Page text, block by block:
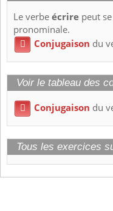
Le verbeécrire peut
pronominale.
 Conjugaison du
Voir le tableau des
 Conjugaison du
Tous les exercices